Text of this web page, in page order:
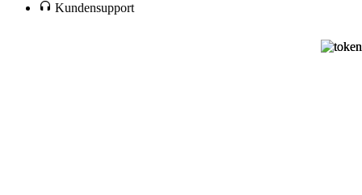
Kundensupport